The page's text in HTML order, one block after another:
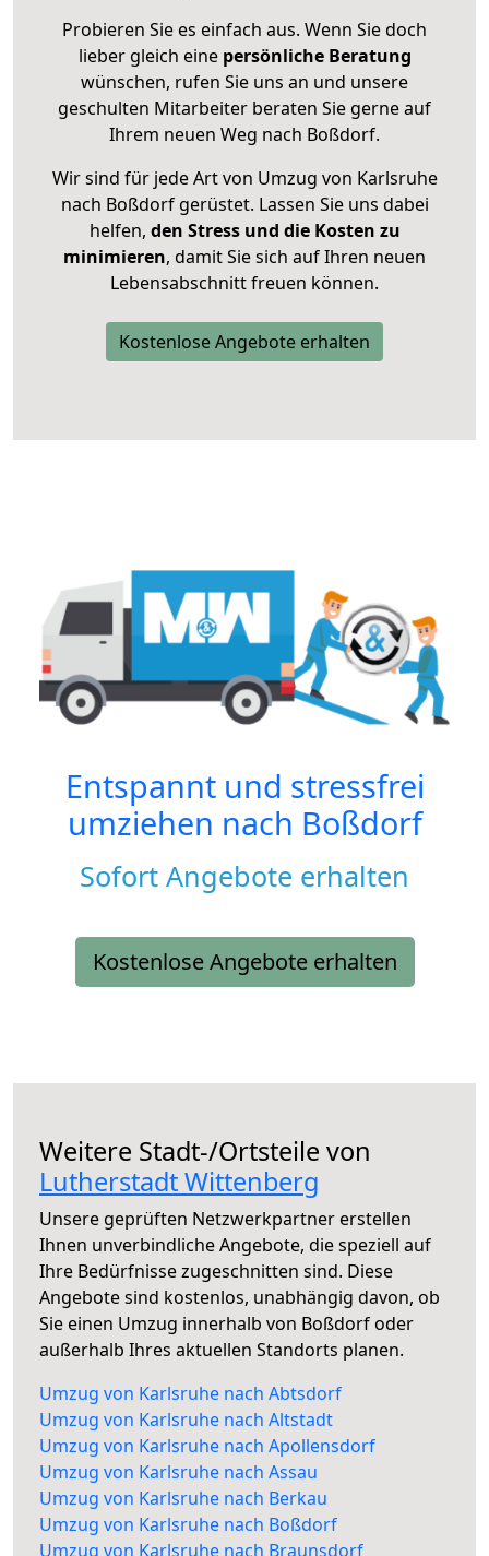
Probieren Sie es einfach aus. Wenn Sie doch
lieber gleich eine persönliche Beratung
wünschen, rufen Sie uns an und unsere
geschulten Mitarbeiter beraten Sie gerne auf
Ihrem neuen Weg nach Boßdorf.
Wir sind für jede Art von Umzug von Karlsruhe
nach Boßdorf gerüstet. Lassen Sie uns dabei
helfen, den Stress und die Kosten zu
minimieren, damit Sie sich auf Ihren neuen
Lebensabschnitt freuen können.
Kostenlose Angebote erhalten
Entspannt und stressfrei
umziehen nach Boßdorf
Sofort Angebote erhalten
Kostenlose Angebote erhalten
Weitere Stadt-/Ortsteile von
Lutherstadt Wittenberg
Unsere geprüften Netzwerkpartner erstellen
Ihnen unverbindliche Angebote, die speziell auf
Ihre Bedürfnisse zugeschnitten sind. Diese
Angebote sind kostenlos, unabhängig davon, ob
Sie einen Umzug innerhalb von Boßdorf oder
außerhalb Ihres aktuellen Standorts planen.
Umzug von Karlsruhe nach Abtsdorf
Umzug von Karlsruhe nach Altstadt
Umzug von Karlsruhe nach Apollensdorf
Umzug von Karlsruhe nach Assau
Umzug von Karlsruhe nach Berkau
Umzug von Karlsruhe nach Boßdorf
Umzug von Karlsruhe nach Braunsdorf